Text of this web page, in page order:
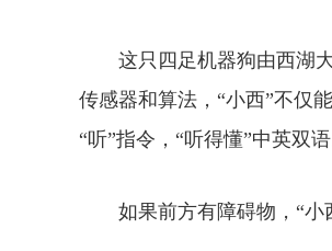
这只四足机器狗由西湖大
传感器和算法，“小西”不仅
“听”指令，“听得懂”中英双语
如果前方有障碍物，“小西